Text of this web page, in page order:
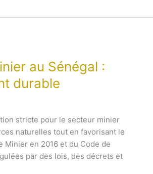
au Sénégal :
durable
stricte pour le secteur minier
naturelles tout en favorisant le
Minier en 2016 et du Code de
par des lois, des décrets et